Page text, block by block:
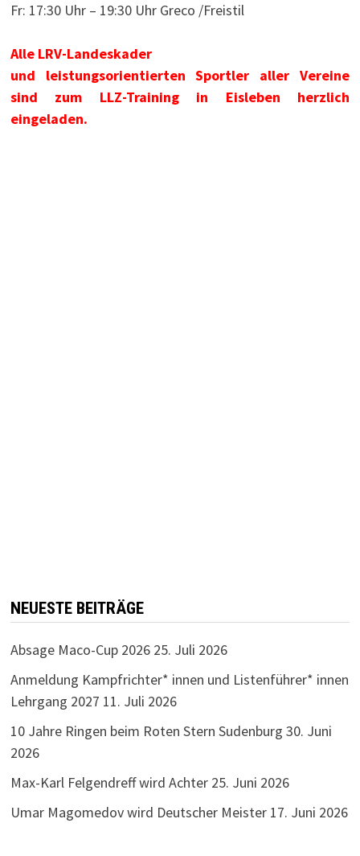
Fr: 17:30 Uhr – 19:30 Uhr Greco /Freistil
Alle LRV-Landeskader
und leistungsorientierten Sportler aller Vereine
sind zum LLZ-Training in Eisleben herzlich
eingeladen.
NEUESTE BEITRÄGE
Absage Maco-Cup 2026 25. Juli 2026
Anmeldung Kampfrichter* innen und Listenführer* innen
Lehrgang 2027 11. Juli 2026
10 Jahre Ringen beim Roten Stern Sudenburg 30. Juni
2026
Max-Karl Felgendreff wird Achter 25. Juni 2026
Umar Magomedov wird Deutscher Meister 17. Juni 2026